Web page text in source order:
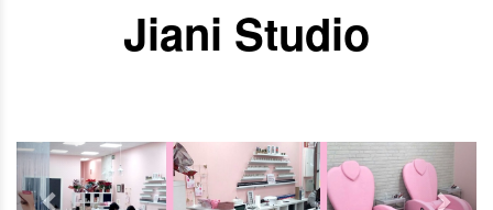
Jiani Studio
Previous